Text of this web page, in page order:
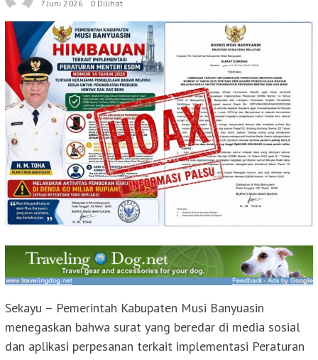
7 Juni 2026
0 Dilihat
Sekayu – Pemerintah Kabupaten Musi Banyuasin
menegaskan bahwa surat yang beredar di media sosial
dan aplikasi perpesanan terkait implementasi Peraturan